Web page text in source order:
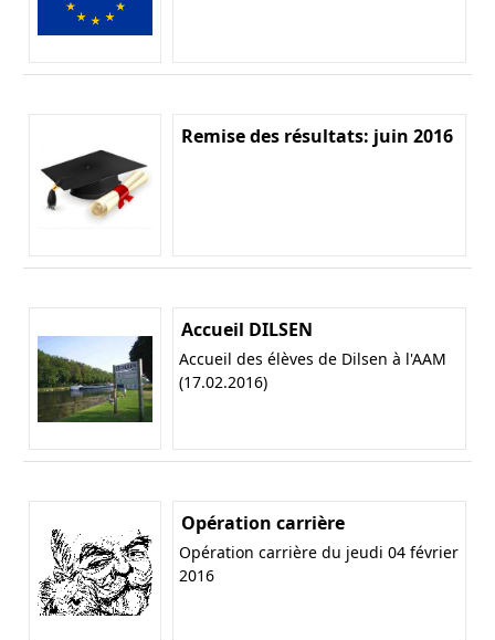
Remise des résultats: juin 2016
Accueil DILSEN
Accueil des élèves de Dilsen à l'AAM
(17.02.2016)
Opération carrière
Opération carrière du jeudi 04 février
2016